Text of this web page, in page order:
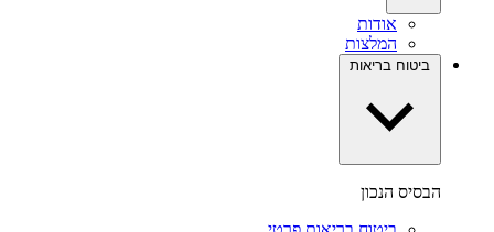
אודות
המלצות
ביטוח בריאות
הבסיס הנכון